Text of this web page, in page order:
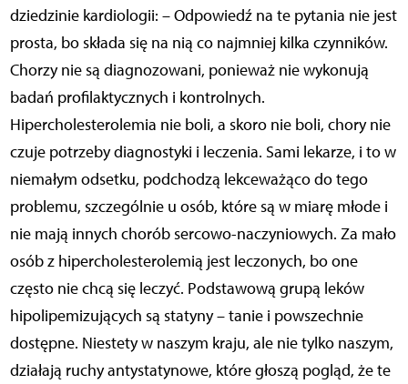
dziedzinie kardiologii: – Odpowiedź na te pytania nie jest
prosta, bo składa się na nią co najmniej kilka czynników.
Chorzy nie są diagnozowani, ponieważ nie wykonują
badań profilaktycznych i kontrolnych.
Hipercholesterolemia nie boli, a skoro nie boli, chory nie
czuje potrzeby diagnostyki i leczenia. Sami lekarze, i to w
niemałym odsetku, podchodzą lekceważąco do tego
problemu, szczególnie u osób, które są w miarę młode i
nie mają innych chorób sercowo-naczyniowych. Za mało
osób z hipercholesterolemią jest leczonych, bo one
często nie chcą się leczyć. Podstawową grupą leków
hipolipemizujących są statyny – tanie i powszechnie
dostępne. Niestety w naszym kraju, ale nie tylko naszym,
działają ruchy antystatynowe, które głoszą pogląd, że te